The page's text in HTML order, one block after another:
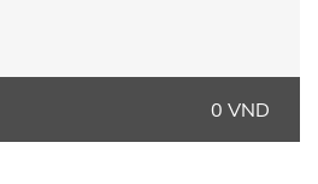
0 VND